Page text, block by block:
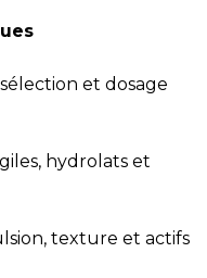
et dosage
hydrolats et
texture et actifs